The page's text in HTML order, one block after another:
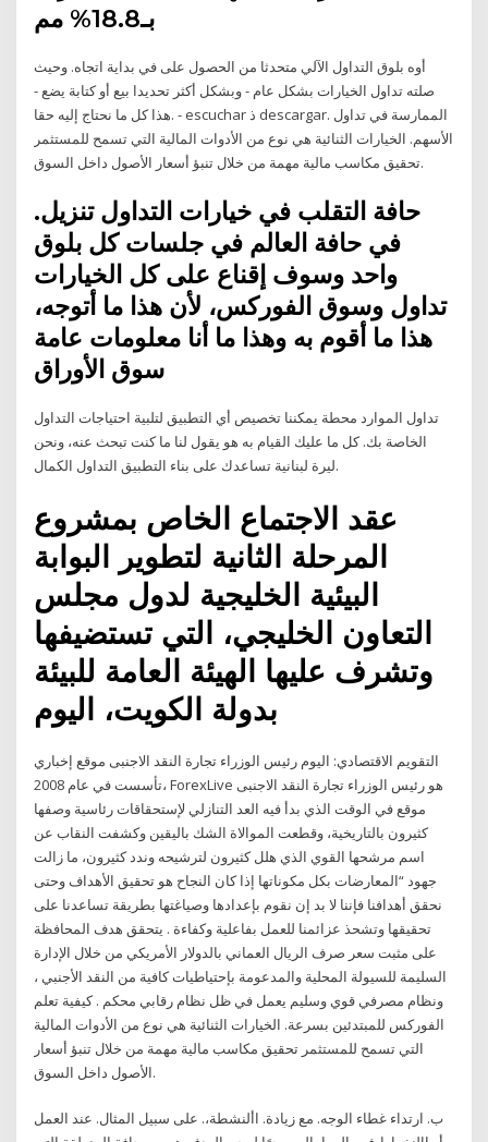
بـ18.8% مم
أوه بلوق التداول الآلي متحدثا من الحصول على في بداية اتجاه. وحيث
صلته تداول الخيارات بشكل عام - وبشكل أكثر تحديدا بيع أو كتابة يضع -
هذا كل ما نحتاج إليه حقا. - escuchar ذ descargar. الممارسة في تداول
الأسهم. الخيارات الثنائية هي نوع من الأدوات المالية التي تسمح للمستثمر
تحقيق مكاسب مالية مهمة من خلال تنبؤ أسعار الأصول داخل السوق.
حافة التقلب في خيارات التداول تنزيل.
في حافة العالم في جلسات كل بلوق
واحد وسوف إقناع على كل الخيارات
تداول وسوق الفوركس، لأن هذا ما أتوجه،
هذا ما أقوم به وهذا ما أنا معلومات عامة
سوق الأوراق
تداول الموارد محطة يمكننا تخصيص أي التطبيق لتلبية احتياجات التداول
الخاصة بك. كل ما عليك القيام به هو يقول لنا ما كنت تبحث عنه، ونحن
ليرة لبنانية تساعدك على بناء التطبيق التداول الكمال.
عقد الاجتماع الخاص بمشروع
المرحلة الثانية لتطوير البوابة
البيئية الخليجية لدول مجلس
التعاون الخليجي، التي تستضيفها
وتشرف عليها الهيئة العامة للبيئة
بدولة الكويت، اليوم
التقويم الاقتصادي: اليوم رئيس الوزراء تجارة النقد الاجنبى موقع إخباري
تأسست في عام 2008، ForexLive هو رئيس الوزراء تجارة النقد الاجنبى
موقع في الوقت الذي بدأ فيه العد التنازلي لإستحقاقات رئاسية وصفها
كثيرون بالتاريخية، وقطعت الموالاة الشك باليقين وكشفت النقاب عن
اسم مرشحها القوي الذي هلل كثيرون لترشيحه وندد كثيرون، ما زالت
جهود “المعارضات بكل مكوناتها إذا كان النجاح هو تحقيق الأهداف وحتى
نحقق أهدافنا فإننا لا بد إن نقوم بإعدادها وصياغتها بطريقة تساعدنا على
تحقيقها وتشحذ عزائمنا للعمل بفاعلية وكفاءة . يتحقق هدف المحافظة
على مثبت سعر صرف الريال العماني بالدولار الأمريكي من خلال الإدارة
السليمة للسيولة المحلية والمدعومة بإحتياطيات كافية من النقد الأجنبي ،
ونظام مصرفي قوي وسليم يعمل في ظل نظام رقابي محكم . كيفية تعلم
الفوركس للمبتدئين بسرعة. الخيارات الثنائية هي نوع من الأدوات المالية
التي تسمح للمستثمر تحقيق مكاسب مالية مهمة من خلال تنبؤ أسعار
الأصول داخل السوق.
ب. ارتداء غطاء الوجه. مع زيادة. األنشطة،. على سبيل المثال. عند العمل